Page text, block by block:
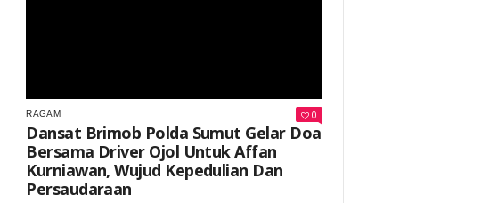
RAGAM 0
Dansat Brimob Polda Sumut Gelar Doa
Bersama Driver Ojol Untuk Affan
Kurniawan, Wujud Kepedulian Dan
Persaudaraan